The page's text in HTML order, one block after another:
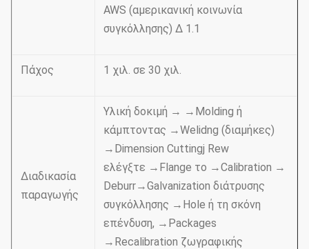
AWS (αμερικανική κοινωνία
συγκόλλησης) Δ 1.1
Πάχος 1 χιλ. σε 30 χιλ.
Διαδικασία
παραγωγής
Υλική δοκιμή → →Molding ή
κάμπτοντας →Welidng (διαμήκες)
→Dimension Cuttingj Rew
ελέγξτε →Flange το →Calibration →
Deburr→Galvanization διάτρυσης
συγκόλλησης →Hole ή τη σκόνη
επένδυση, →Packages
→Recalibration ζωγραφικής